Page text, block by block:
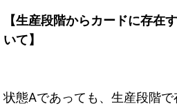
【生産段階からカードに存在
いて】
状態Aであっても、生産段階